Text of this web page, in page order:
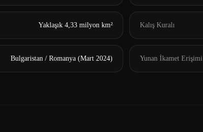
Yaklaşık 4,33 milyon km² Kalış Kuralı
Bulgaristan / Romanya (Mart 2024) Yunan İkamet Erişimi